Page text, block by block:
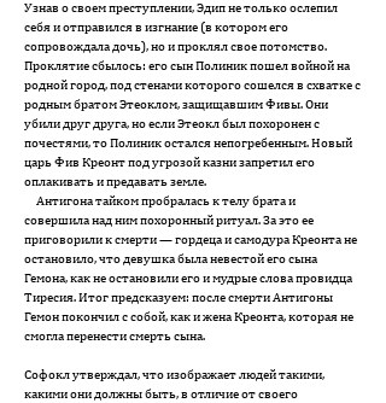
Узнав о своем преступлении, Эдип не только ослепил
себя и отправился в изгнание (в котором его
сопровождала дочь), но и проклял свое потомство.
Проклятие сбылось: его сын Полиник пошел войной на
родной город, под стенами которого сошелся в схватке с
родным братом Этеоклом, защищавшим Фивы. Они
убили друг друга, но если Этеокл был похоронен с
почестями, то Полиник остался непогребенным. Новый
царь Фив Креонт под угрозой казни запретил его
оплакивать и предавать земле.
Антигона тайком пробралась к телу брата и
совершила над ним похоронный ритуал. За это ее
приговорили к смерти — гордеца и самодура Креонта не
остановило, что девушка была невестой его сына
Гемона, как не остановили его и мудрые слова провидца
Тиресия. Итог предсказуем: после смерти Антигоны
Гемон покончил с собой, как и жена Креонта, которая не
смогла перенести смерть сына.
Cофокл утверждал, что изображает людей такими,
какими они должны быть, в отличие от своего